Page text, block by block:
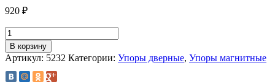
920 ₽
Количество
товара
Упор
магнитный
Nora-
В корзину
Артикул: 5232 Категории: Упоры дверные, Упоры магнитные